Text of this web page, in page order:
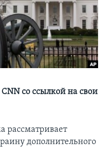
со ссылкой на свои
рассматривает
дополнительного